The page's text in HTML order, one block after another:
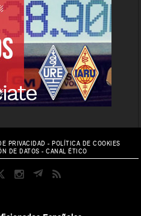
PRIVACIDAD -POLÍTICA DE COOKIES
DE DATOS -CANAL ÉTICO